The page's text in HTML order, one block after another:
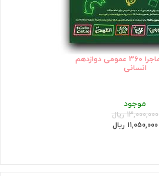
خیلی سبز ماجرا 360 عمومی دوازدهم
انسانی
موجود
13,000,000 ریال
11,050,000 ریال